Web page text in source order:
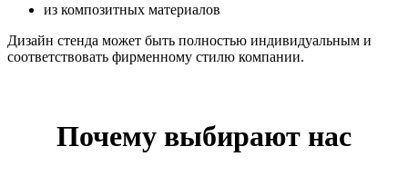
из композитных материалов
Дизайн стенда может быть полностью индивидуальным и
соответствовать фирменному стилю компании.
Почему выбирают нас